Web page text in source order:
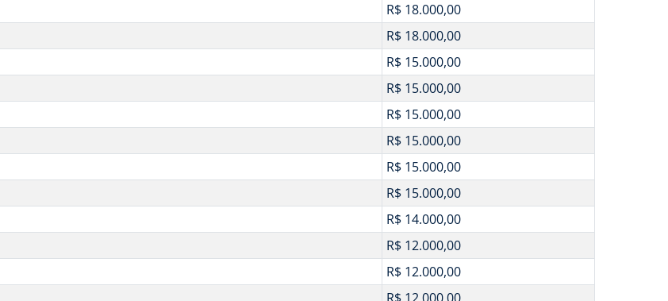
R$ 18.000,00
R$ 18.000,00
R$ 15.000,00
R$ 15.000,00
R$ 15.000,00
R$ 15.000,00
R$ 15.000,00
R$ 15.000,00
R$ 14.000,00
R$ 12.000,00
R$ 12.000,00